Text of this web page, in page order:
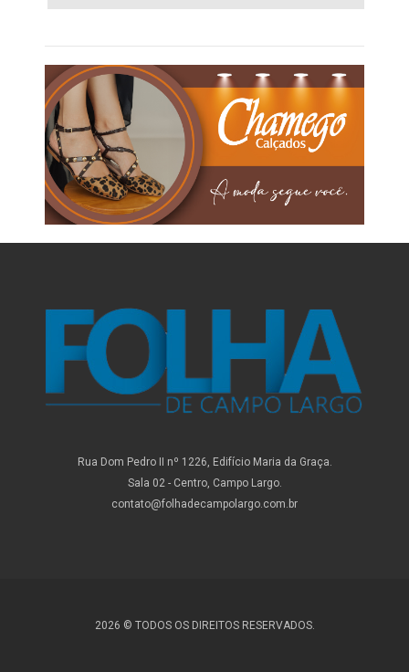
Rua Dom Pedro II nº 1226, Edifício Maria da Graça.
Sala 02 - Centro, Campo Largo.
contato@folhadecampolargo.com.br
2026 © TODOS OS DIREITOS RESERVADOS.